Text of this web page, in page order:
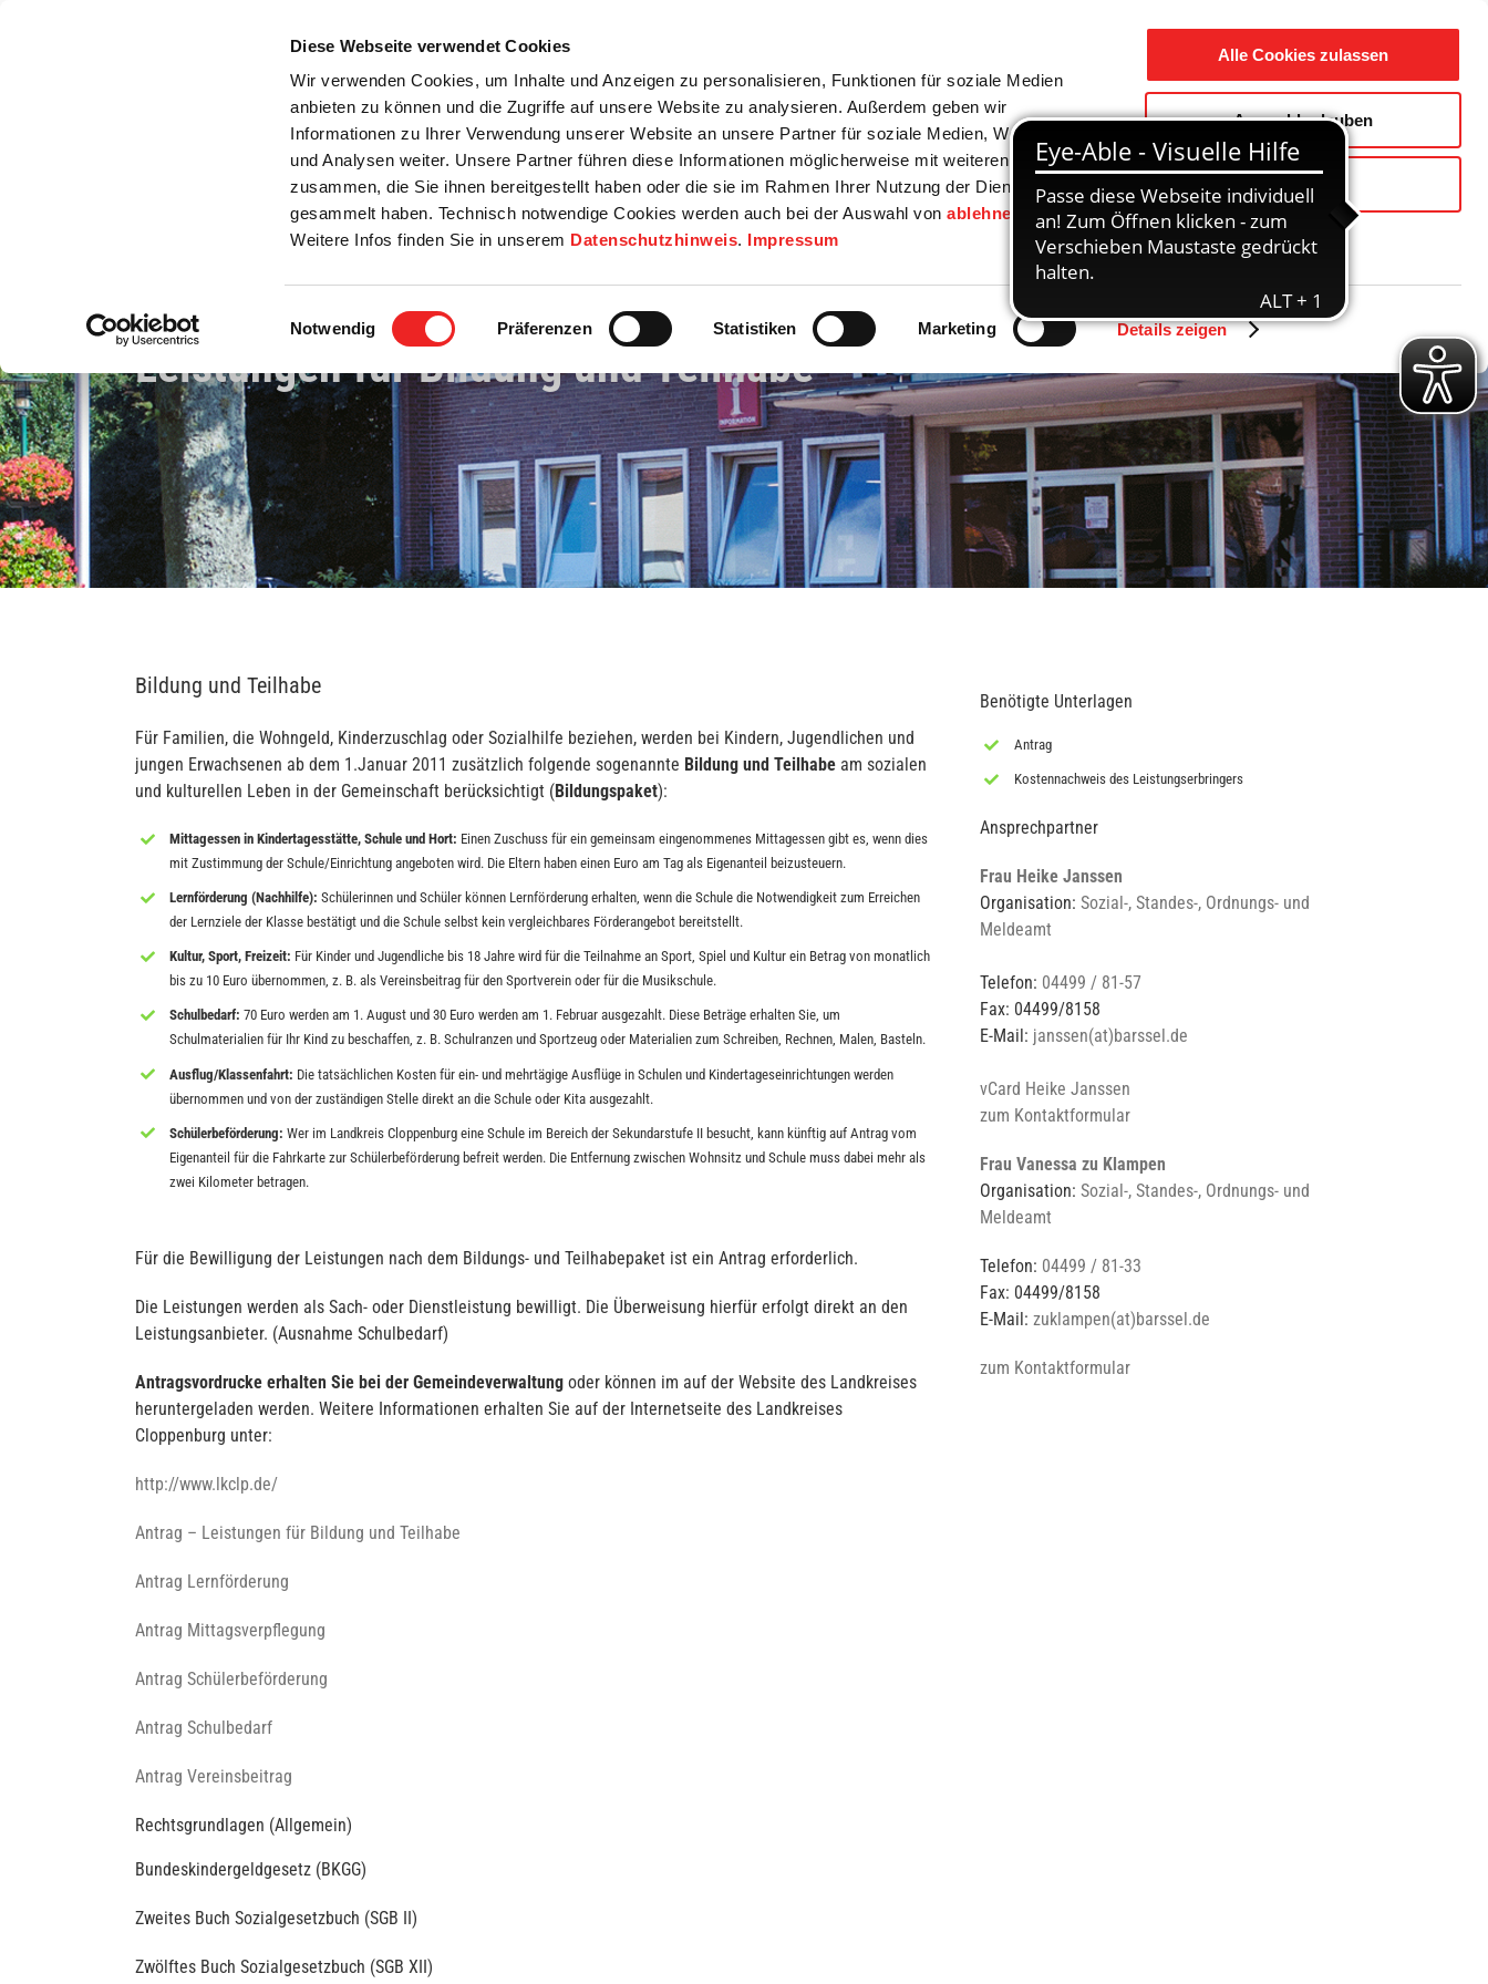
Diese Webseite verwendet Cookies
Wir verwenden Cookies, um Inhalte und Anzeigen zu personalisieren, Funktionen für soziale Medien
anbieten zu können und die Zugriffe auf unsere Website zu analysieren. Außerdem geben wir
Informationen zu Ihrer Verwendung unserer Website an unsere Partner für soziale Medien, Werbung
und Analysen weiter. Unsere Partner führen diese Informationen möglicherweise mit weiteren Daten
zusammen, die Sie ihnen bereitgestellt haben oder die sie im Rahmen Ihrer Nutzung der Dienste
gesammelt haben. Technisch notwendige Cookies werden auch bei der Auswahl vonablehnen
gesetzt.
Weitere Infos finden Sie in unserem Datenschutzhinweis. Impressum
Einwilligungsauswahl
Notwendig Präferenzen Statistiken Marketing Details zeigen
Alle Cookies zulassen
Auswahl erlauben
Ablehnen
Startseite
Bürgerservice Rats- / Bürgerinfo Wirtschaft / Wohnen Bildung / Soziales Touristik / Freizeit Gemeinde / Geschichte
Leistungen für Bildung und Teilhabe
Bildung und Teilhabe
Für Familien, die Wohngeld, Kinderzuschlag oder Sozialhilfe beziehen, werden bei Kindern, Jugendlichen und
jungen Erwachsenen ab dem 1.Januar 2011 zusätzlich folgende sogenannte Bildung und Teilhabe am sozialen
und kulturellen Leben in der Gemeinschaft berücksichtigt (Bildungspaket):
Mittagessen in Kindertagesstätte, Schule und Hort: Einen Zuschuss für ein gemeinsam eingenommenes Mittagessen gibt es, wenn dies
mit Zustimmung der Schule/Einrichtung angeboten wird. Die Eltern haben einen Euro am Tag als Eigenanteil beizusteuern.
Lernförderung (Nachhilfe): Schülerinnen und Schüler können Lernförderung erhalten, wenn die Schule die Notwendigkeit zum Erreichen
der Lernziele der Klasse bestätigt und die Schule selbst kein vergleichbares Förderangebot bereitstellt.
Kultur, Sport, Freizeit: Für Kinder und Jugendliche bis 18 Jahre wird für die Teilnahme an Sport, Spiel und Kultur ein Betrag von monatlich
bis zu 10 Euro übernommen, z. B. als Vereinsbeitrag für den Sportverein oder für die Musikschule.
Schulbedarf: 70 Euro werden am 1. August und 30 Euro werden am 1. Februar ausgezahlt. Diese Beträge erhalten Sie, um
Schulmaterialien für Ihr Kind zu beschaffen, z. B. Schulranzen und Sportzeug oder Materialien zum Schreiben, Rechnen, Malen, Basteln.
Ausflug/Klassenfahrt: Die tatsächlichen Kosten für ein- und mehrtägige Ausflüge in Schulen und Kindertageseinrichtungen werden
übernommen und von der zuständigen Stelle direkt an die Schule oder Kita ausgezahlt.
Schülerbeförderung: Wer im Landkreis Cloppenburg eine Schule im Bereich der Sekundarstufe II besucht, kann künftig auf Antrag vom
Eigenanteil für die Fahrkarte zur Schülerbeförderung befreit werden. Die Entfernung zwischen Wohnsitz und Schule muss dabei mehr als
zwei Kilometer betragen.
Für die Bewilligung der Leistungen nach dem Bildungs- und Teilhabepaket ist ein Antrag erforderlich.
Die Leistungen werden als Sach- oder Dienstleistung bewilligt. Die Überweisung hierfür erfolgt direkt an den
Leistungsanbieter. (Ausnahme Schulbedarf)
Antragsvordrucke erhalten Sie bei der Gemeindeverwaltung oder können im auf der Website des Landkreises
heruntergeladen werden. Weitere Informationen erhalten Sie auf der Internetseite des Landkreises
Cloppenburg unter:
http://www.lkclp.de/
Antrag – Leistungen für Bildung und Teilhabe
Antrag Lernförderung
Antrag Mittagsverpflegung
Antrag Schülerbeförderung
Antrag Schulbedarf
Antrag Vereinsbeitrag
Rechtsgrundlagen (Allgemein)
Bundeskindergeldgesetz (BKGG)
Zweites Buch Sozialgesetzbuch (SGB II)
Zwölftes Buch Sozialgesetzbuch (SGB XII)
Benötigte Unterlagen
Antrag
Kostennachweis des Leistungserbringers
Ansprechpartner
Frau Heike Janssen
Organisation: Sozial-, Standes-, Ordnungs- und
Meldeamt
Telefon: 04499 / 81-57
Fax: 04499/8158
E-Mail: janssen(at)barssel.de
vCard Heike Janssen
zum Kontaktformular
Frau Vanessa zu Klampen
Organisation: Sozial-, Standes-, Ordnungs- und
Meldeamt
Telefon: 04499 / 81-33
Fax: 04499/8158
E-Mail: zuklampen(at)barssel.de
zum Kontaktformular